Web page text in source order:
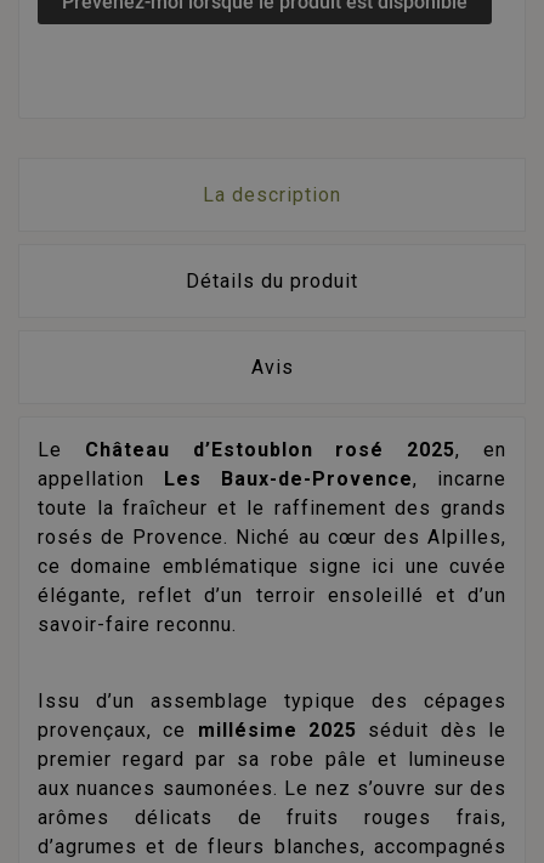
La description
Détails du produit
Avis
Le Château d’Estoublon rosé 2025, en
appellation Les Baux-de-Provence, incarne
toute la fraîcheur et le raffinement des grands
rosés de Provence. Niché au cœur des Alpilles,
ce domaine emblématique signe ici une cuvée
élégante, reflet d’un terroir ensoleillé et d’un
savoir-faire reconnu.
Issu d’un assemblage typique des cépages
provençaux, ce millésime 2025
séduit dès le
premier regard par sa robe pâle et lumineuse
aux nuances saumonées. Le nez s’ouvre sur des
arômes délicats de fruits rouges frais,
d’agrumes et de fleurs blanches, accompagnés